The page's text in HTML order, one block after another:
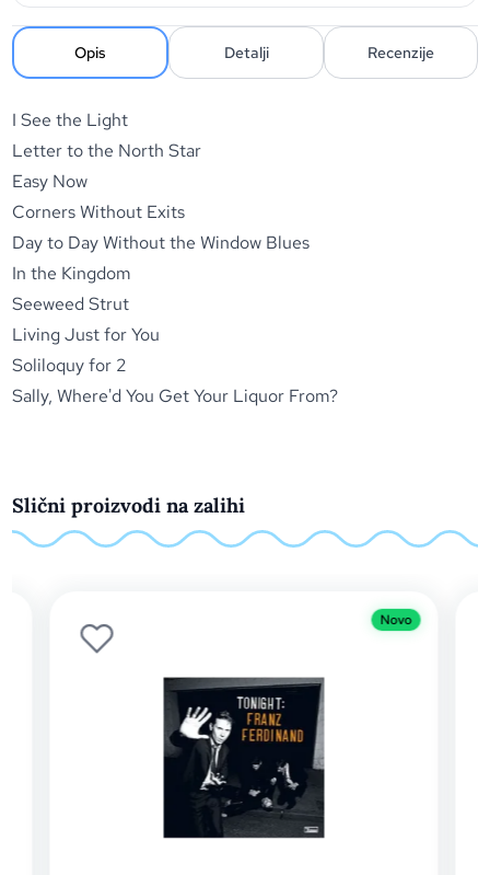
Opis Detalji Recenzije
I See the Light
Letter to the North Star
Easy Now
Corners Without Exits
Day to Day Without the Window Blues
In the Kingdom
Seeweed Strut
Living Just for You
Soliloquy for 2
Sally, Where'd You Get Your Liquor From?
Slični proizvodi na zalihi
Novo